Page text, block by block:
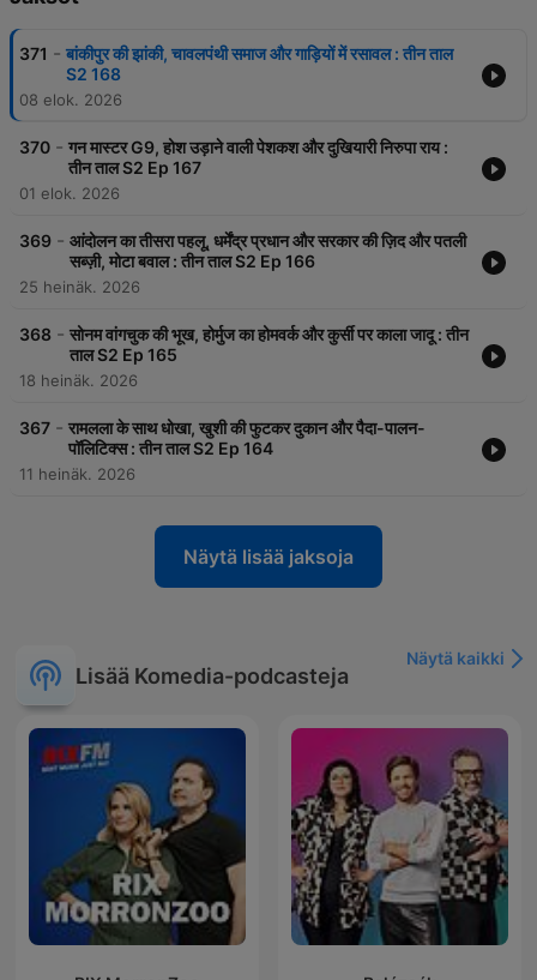
371 - बांकीपुर की झांकी, चावलपंथी समाज और गाड़ियों में रसावल : तीन ताल
S2 168
08 elok. 2026
370 - गन मास्टर G9, होश उड़ाने वाली पेशकश और दुखियारी निरुपा राय :
तीन ताल S2 Ep 167
01 elok. 2026
369 - आंदोलन का तीसरा पहलू, धर्मेंद्र प्रधान और सरकार की ज़िद और पतली
सब्ज़ी, मोटा बवाल : तीन ताल S2 Ep 166
25 heinäk. 2026
368 - सोनम वांगचुक की भूख, होर्मुज का होमवर्क और कुर्सी पर काला जादू : तीन
ताल S2 Ep 165
18 heinäk. 2026
367 - रामलला के साथ धोखा, खुशी की फुटकर दुकान और पैदा-पालन-
पॉलिटिक्स : तीन ताल S2 Ep 164
11 heinäk. 2026
Näytä lisää jaksoja
Lisää Komedia-podcasteja
Näytä kaikki